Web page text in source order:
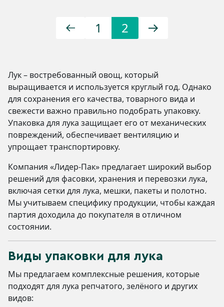
1 2
Лук – востребованный овощ, который
выращивается и используется круглый год. Однако
для сохранения его качества, товарного вида и
свежести важно правильно подобрать упаковку.
Упаковка для лука защищает его от механических
повреждений, обеспечивает вентиляцию и
упрощает транспортировку.
Компания «Лидер-Пак» предлагает широкий выбор
решений для фасовки, хранения и перевозки лука,
включая сетки для лука, мешки, пакеты и полотно.
Мы учитываем специфику продукции, чтобы каждая
партия доходила до покупателя в отличном
состоянии.
Виды упаковки для лука
Мы предлагаем комплексные решения, которые
подходят для лука репчатого, зелёного и других
видов: